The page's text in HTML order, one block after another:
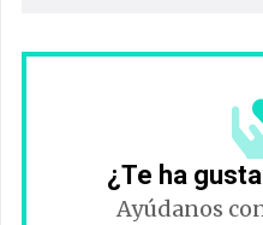
¿Te ha
Ayúdanos